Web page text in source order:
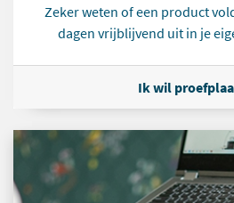
Zeker weten of een product
dagen vrijblijvend uit in je
Ik wil